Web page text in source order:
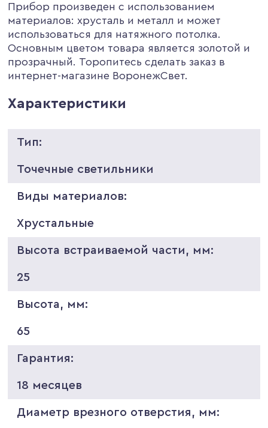
Прибор произведен с использованием
материалов: хрусталь и металл и может
использоваться для натяжного потолка.
Основным цветом товара является золотой и
прозрачный. Торопитесь сделать заказ в
интернет-магазине ВоронежСвет.
Характеристики
Тип:
Точечные светильники
Виды материалов:
Хрустальные
Высота встраиваемой части, мм:
25
Высота, мм:
65
Гарантия:
18 месяцев
Диаметр врезного отверстия, мм: